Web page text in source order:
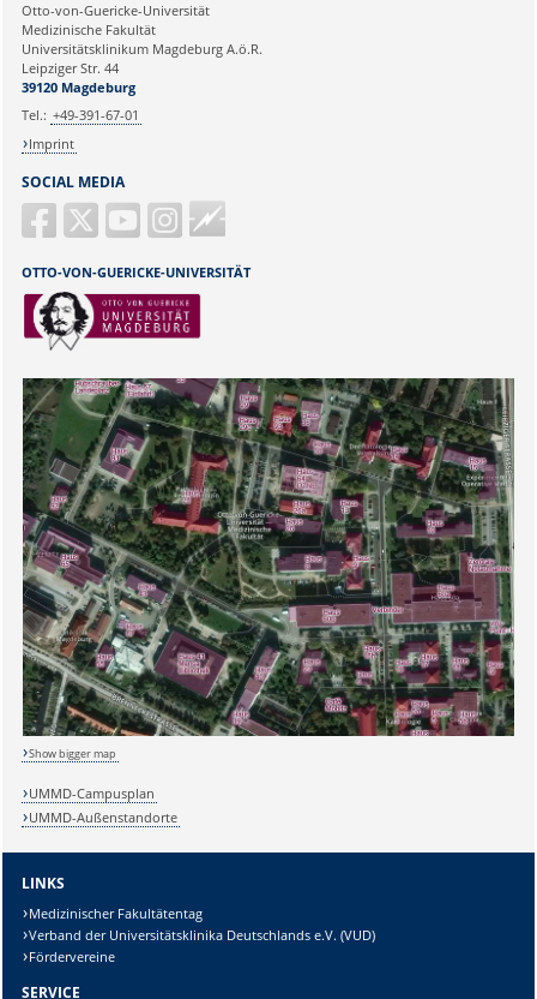
Ihr Anliegen:
Sicherheitsabfrage:
SOCIAL MEDIA
Guericke
FM
OTTO-VON-GUERICKE-UNIVERSITÄT
Otto-von-Guericke-Universität
Medizinische Fakultät
Universitätsklinikum Magdeburg A.ö.R.
Leipziger Str. 44
39120 Magdeburg
Tel.: +49-391-67-01
Imprint
Show bigger map
UMMD-Campusplan
UMMD-Außenstandorte
LINKS
Medizinischer Fakultätentag
Verband der Universitätsklinika Deutschlands e.V. (VUD)
Fördervereine
SERVICE